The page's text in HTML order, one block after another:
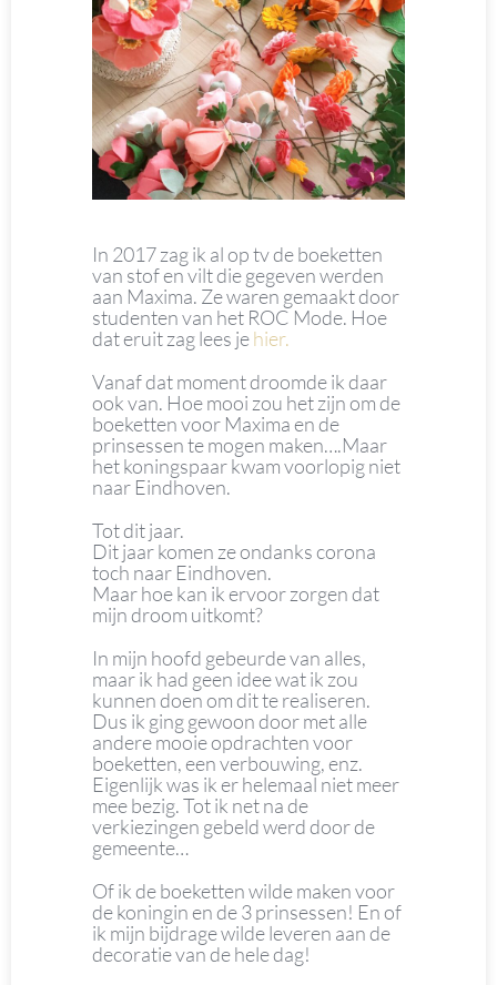
In 2017 zag ik al op tv de boeketten
van stof en vilt die gegeven werden
aan Maxima. Ze waren gemaakt door
studenten van het ROC Mode. Hoe
dat eruit zag lees jehier.
Vanaf dat moment droomde ik daar
ook van. Hoe mooi zou het zijn om de
boeketten voor Maxima en de
prinsessen te mogen maken….Maar
het koningspaar kwam voorlopig niet
naar Eindhoven.
Tot dit jaar.
Dit jaar komen ze ondanks corona
toch naar Eindhoven.
Maar hoe kan ik ervoor zorgen dat
mijn droom uitkomt?
In mijn hoofd gebeurde van alles,
maar ik had geen idee wat ik zou
kunnen doen om dit te realiseren.
Dus ik ging gewoon door met alle
andere mooie opdrachten voor
boeketten, een verbouwing, enz.
Eigenlijk was ik er helemaal niet meer
mee bezig. Tot ik net na de
verkiezingen gebeld werd door de
gemeente…
Of ik de boeketten wilde maken voor
de koningin en de 3 prinsessen! En of
ik mijn bijdrage wilde leveren aan de
decoratie van de hele dag!